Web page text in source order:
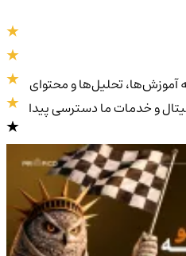
آموزش‌ها، تحلیل‌ها و محتوای
و خدمات ما دسترسی پیدا